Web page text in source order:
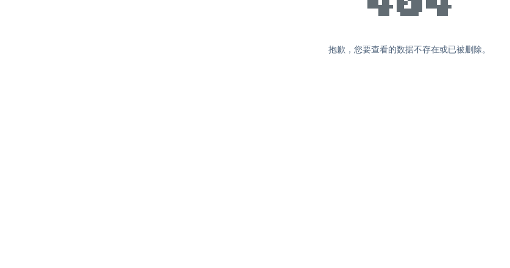
抱歉，您要查看的数据不存在或已被删除。